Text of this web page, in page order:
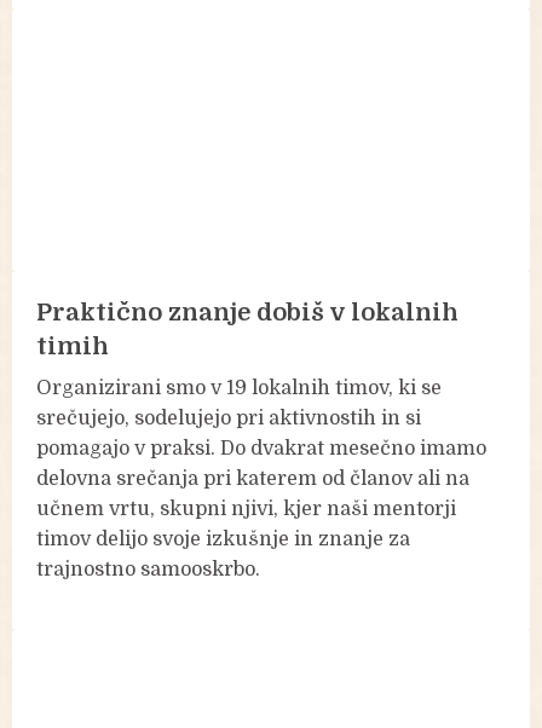
Praktično znanje dobiš v lokalnih
timih
Organizirani smo v 19 lokalnih timov, ki se
srečujejo, sodelujejo pri aktivnostih in si
pomagajo v praksi. Do dvakrat mesečno imamo
delovna srečanja pri katerem od članov ali na
učnem vrtu, skupni njivi, kjer naši mentorji
timov delijo svoje izkušnje in znanje za
trajnostno samooskrbo.